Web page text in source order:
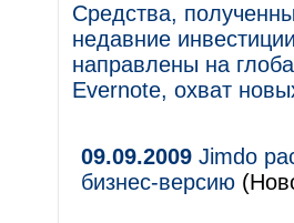
Средства,
недавние
направлены на
Evernote, охват
09.09.2009 Jimdo
бизнес-версию